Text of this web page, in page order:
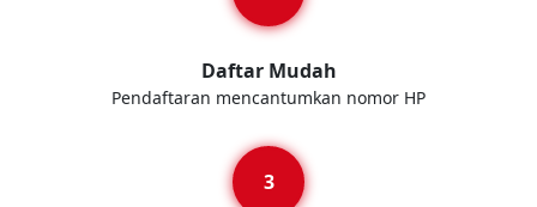
Daftar Mudah
Pendaftaran mencantumkan nomor HP